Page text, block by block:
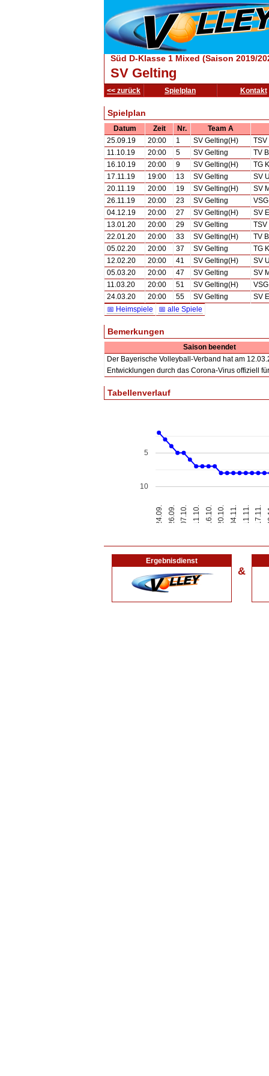
Süd D-Klasse 1 Mixed (Saison 2019/
SV Gelting
<< zurück Spielplan Kontakt
Spielplan
Datum Zeit Nr.
Team A
25.09.19
20:00 1 SV Gelting(H)
11.10.19
20:00 5 SV Gelting
TV
16.10.19
20:00 9 SV Gelting(H)
TG
17.11.19
19:00 13 SV Gelting
SV
20.11.19
20:00 19 SV Gelting(H)
SV
26.11.19
20:00 23 SV Gelting
04.12.19
20:00 27 SV Gelting(H)
SV
13.01.20
20:00 29 SV Gelting
22.01.20
20:00 33 SV Gelting(H)
TV
05.02.20
20:00 37 SV Gelting
TG
12.02.20
20:00 41 SV Gelting(H)
SV
05.03.20
20:00 47 SV Gelting
SV
11.03.20
20:00 51 SV Gelting(H)
24.03.20
20:00 55 SV Gelting
SV
📅 Heimspiele
📅 alle Spiele
Bemerkungen
Saison beendet
Der Bayerische Volleyball-Verband hat am
Entwicklungen durch das Corona-Virus offiziell
Tabellenverlauf
24.09. 26.09. 07.10. 11.10. 16.10. 20.10. 04.11. 11.11. 17.11.
5
10
Ergebnisdienst
&